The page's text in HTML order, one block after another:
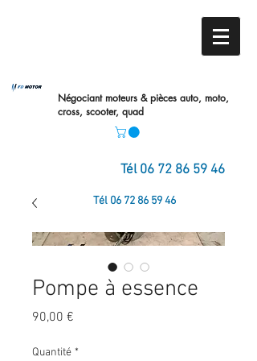
Négociant moteurs & pièces auto, moto,
cross, scooter, quad
Tél 06 72 86 59 46
Tél 06 72 86 59 46
Pompe à essence
90,00 €
Quantité *